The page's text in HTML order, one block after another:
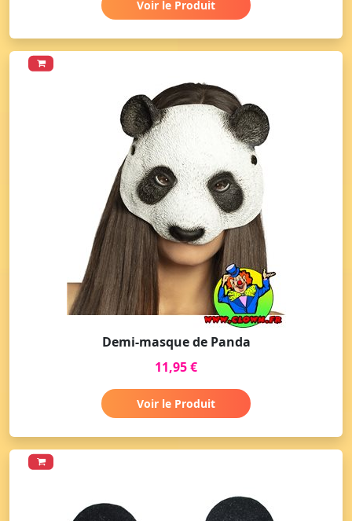
Voir le Produit
Demi-masque de Panda
11,95 €
Voir le Produit